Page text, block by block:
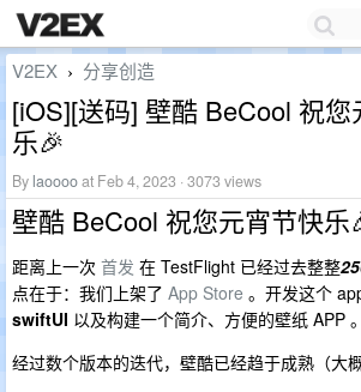
V2EX › 分享创造
[iOS][送码] 壁酷 BeCool 祝您
乐🎉
By laooooat Feb 4, 2023 · 3073 views
壁酷 BeCool 祝您元宵节快乐
距离上一次 首发 在 TestFlight 已经过去整整
点在于：我们上架了 App Store 。开发这个
swiftUI 以及构建一个简介、方便的壁纸 APP 。
经过数个版本的迭代，壁酷已经趋于成熟（大概